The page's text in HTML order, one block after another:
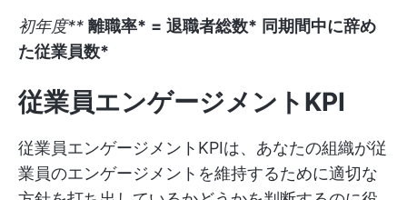
初年度** 離職率* = 退職者総数* 同期間中に辞め
た従業員数*
従業員エンゲージメントKPI
従業員エンゲージメントKPIは、あなたの組織が従
業員のエンゲージメントを維持するために適切な